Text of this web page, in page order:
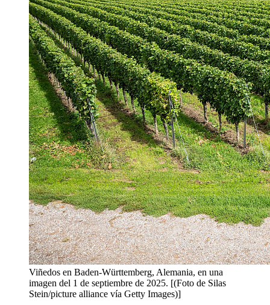
Viñedos en Baden-Württemberg, Alemania, en una
imagen del 1 de septiembre de 2025. [(Foto de Silas
Stein/picture alliance vía Getty Images)]